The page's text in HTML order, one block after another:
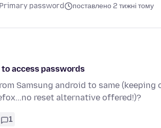
Primary password поставлено 2 тижні тому
access passwords
Samsung android to same
reset alternative offered!)?
1